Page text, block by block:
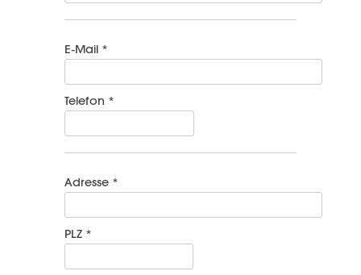
E-Mail *
Telefon *
Adresse *
PLZ *